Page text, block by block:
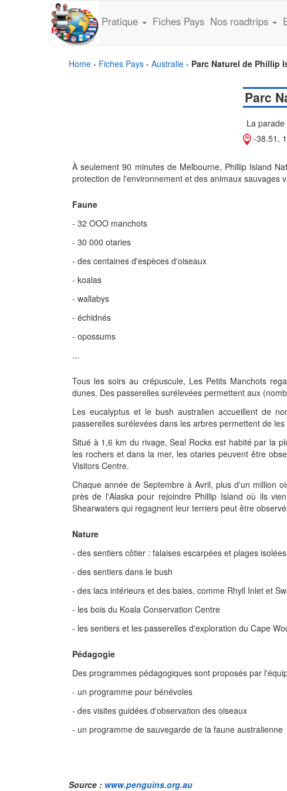
Pratique Fiches Pays Nos roadtrips
Home › Fiches Pays › Australie › Parc Naturel de Phillip
Parc
La
-38.51,
À seulement 90 minutes de Melbourne, Phillip Island
protection de l'environnement et des animaux sauvages
Faune
- 32 OOO manchots
- 30 000 otaries
- des centaines d'espèces d'oiseaux
- koalas
- wallabys
- échidnés
- opossums
...
Tous les soirs au crépuscule, Les Petits Manchots
dunes. Des passerelles surélevées permettent aux
Les eucalyptus et le bush australien accueillent de
passerelles surélevées dans les arbres permettent de
Situé à 1,6 km du rivage, Seal Rocks est habité par la
les rochers et dans la mer, les otaries peuvent être
Visitors Centre.
Chaque année de Septembre à Avril, plus d'un million
près de l'Alaska pour rejoindre Phillip Island où ils
Shearwaters qui regagnent leur terriers peut être
Nature
- des sentiers côtier : falaises escarpées et plages isolées
- des sentiers dans le bush
- des lacs intérieurs et des baies, comme Rhyll Inlet et
- les bois du Koala Conservation Centre
- les sentiers et les passerelles d'exploration du Cape
Pédagogie
Des programmes pédagogiques sont proposés par
- un programme pour bénévoles
- des visites guidées d'observation des oiseaux
- un programme de sauvegarde de la faune australienne
Source : www.penguins.org.au